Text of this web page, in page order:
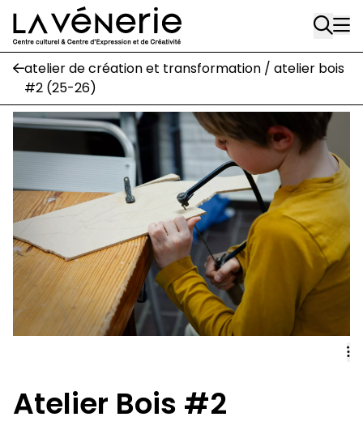
Aller au contenu principal
Rue Gratès, 3
1170 Watermael-Boitsfort
02 663 85 50
Écuries
Place Gilson, 3
1170 Watermael-Boitsfort
suivez-nous
Journal Vénerie- version papier
Newsletter
A
atelier de création et transformation / atelier bois
#2 (25-26)
Atelier Bois #2